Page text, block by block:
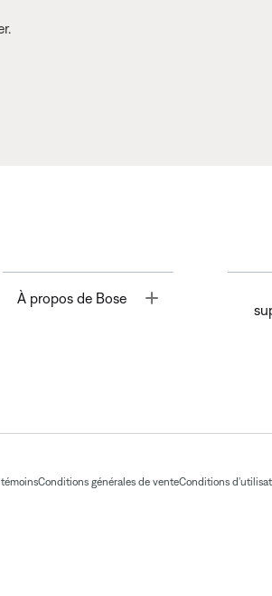
À propos de Bose Toggle
Conditions générales de venteConditions